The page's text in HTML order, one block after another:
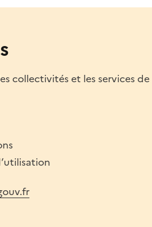
collectivités et les services de